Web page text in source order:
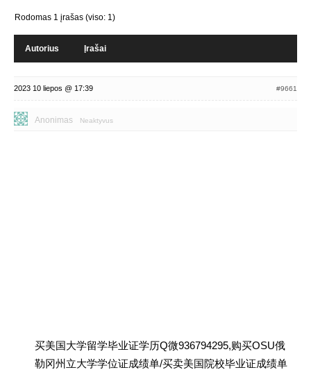
Rodomas 1 įrašas (viso: 1)
Autorius Įrašai
2023 10 liepos @ 17:39 #9661
Anonimas Neaktyvus
买美国大学留学毕业证学历Q微936794295,购买OSU俄
勒冈州立大学学位证成绩单/买卖美国院校毕业证成绩单